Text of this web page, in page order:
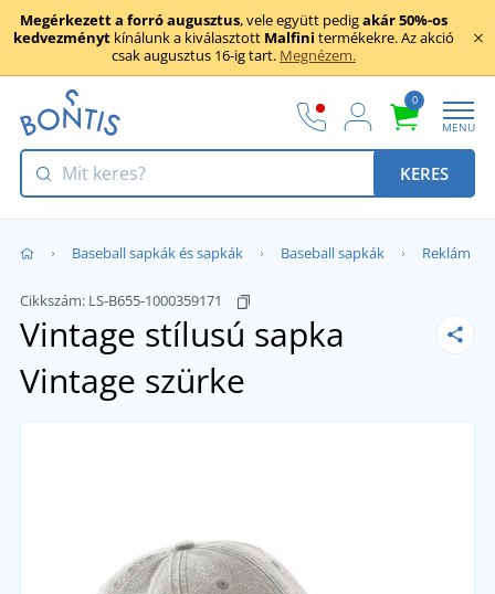
Megérkezett a forró augusztus, vele együtt pedigakár 50%-os
kedvezményt kínálunk a kiválasztott Malfini termékekre. Az akció
csak augusztus 16-ig tart. Megnézem.
0
MENU
KERES
Baseball sapkák és sapkák Baseball sapkák Reklám
Cikkszám: LS-B655-1000359171
Vintage stílusú sapka
Vintage szürke